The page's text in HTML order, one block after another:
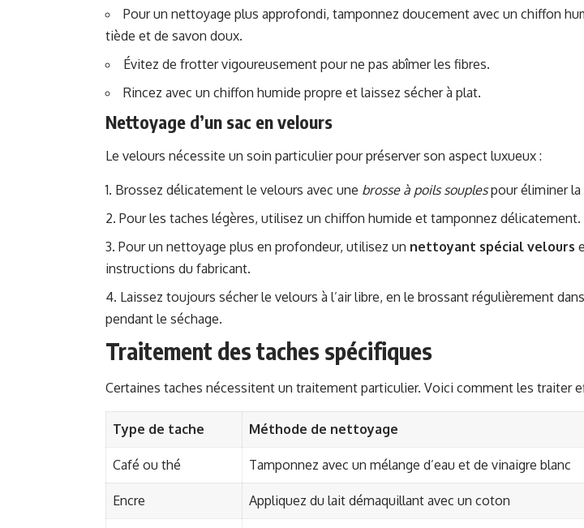
Pour un nettoyage plus approfondi, tamponnez doucement avec un chiffon
tiède et de savon doux.
Évitez de frotter vigoureusement pour ne pas abîmer les fibres.
Rincez avec un chiffon humide propre et laissez sécher à plat.
Nettoyage d’un sac en velours
Le velours nécessite un soin particulier pour préserver son aspect luxueux :
Brossez délicatement le velours avec une brosse à poils souplespour éliminer la
Pour les taches légères, utilisez un chiffon humide et tamponnez délicatement.
Pour un nettoyage plus en profondeur, utilisez un nettoyant spécial velours
instructions du fabricant.
Laissez toujours sécher le velours à l’air libre, en le brossant régulièrement
pendant le séchage.
Traitement des taches spécifiques
Certaines taches nécessitent un traitement particulier. Voici comment les traiter
Type de tache Méthode de nettoyage
Café ou thé Tamponnez avec un mélange d’eau et de vinaigre blanc
Encre Appliquez du lait démaquillant avec un coton